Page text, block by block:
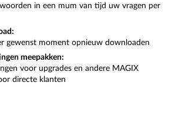
in een mum van tijd uw vragen per
gewenst moment opnieuw downloaden
meepakken:
voor upgrades en andere MAGIX
directe klanten